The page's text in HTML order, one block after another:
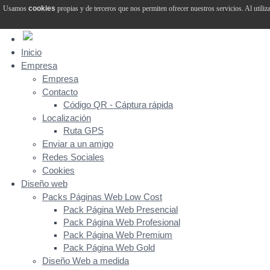
Inicio
Empresa
Empresa
Contacto
Código QR - Cáptura rápida
Localización
Ruta GPS
Enviar a un amigo
Redes Sociales
Cookies
Diseño web
Packs Páginas Web Low Cost
Pack Página Web Presencial
Pack Página Web Profesional
Pack Página Web Premium
Pack Página Web Gold
Diseño Web a medida
Usamos cookies propias y de terceros que nos permiten ofrecer nuestros servicios. Al